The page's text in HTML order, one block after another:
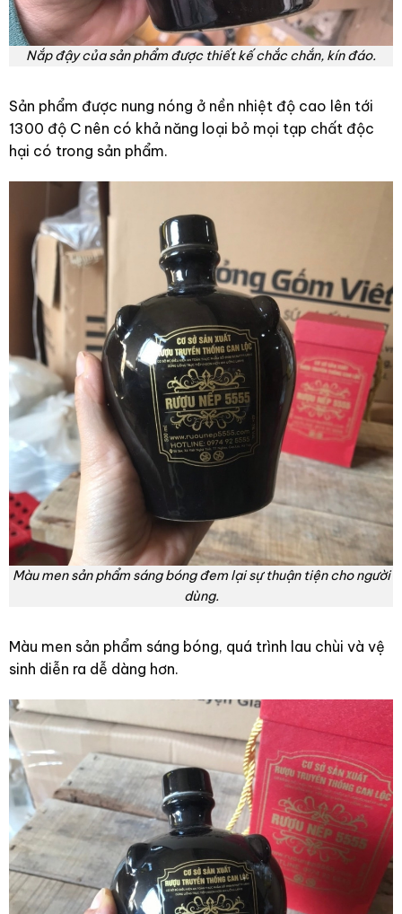
Nắp đậy của sản phẩm được thiết kế chắc chắn, kín đáo.
Sản phẩm được nung nóng ở nền nhiệt độ cao lên tới
1300 độ C nên có khả năng loại bỏ mọi tạp chất độc
hại có trong sản phẩm.
Màu men sản phẩm sáng bóng đem lại sự thuận tiện cho người
dùng.
Màu men sản phẩm sáng bóng, quá trình lau chùi và vệ
sinh diễn ra dễ dàng hơn.